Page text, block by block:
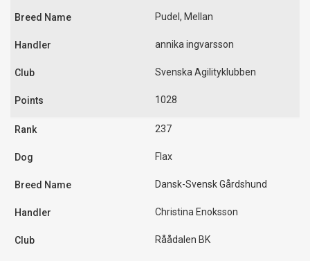
Pudel, Mellan
annika ingvarsson
Svenska Agilityklubben
1028
237
Flax
Dansk-Svensk Gårdshund
Christina Enoksson
Råådalen BK